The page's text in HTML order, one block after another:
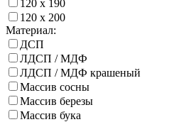
120 х 190
120 х 200
Материал:
ДСП
ЛДСП / МДФ
ЛДСП / МДФ крашеный
Массив сосны
Массив березы
Массив бука